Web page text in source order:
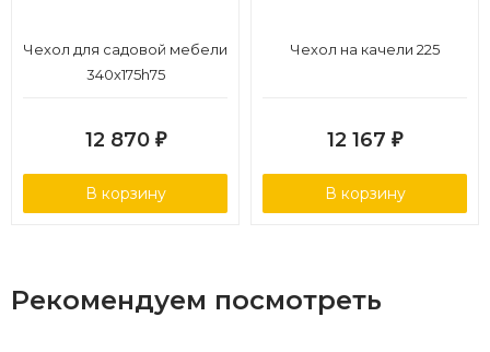
Чехол для садовой мебели
340х175h75
12 870 ₽
В корзину
Чехол на качели 225
12 167 ₽
В корзину
Рекомендуем посмотреть